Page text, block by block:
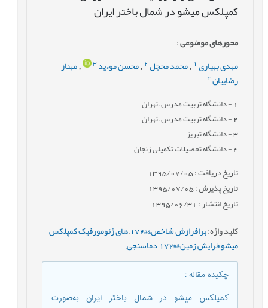
کمپلکس میشو در شمال باختر ایران
محورهای موضوعی:
مهدی بهیاری , محمد محجل 2
, محسن موءید 3
,مهناز
رضاییان 4
- دانشگاه تربیت مدرس ،تهران
2- دانشگاه تربیت مدرس ،تهران
3- دانشگاه تبریز
4- دانشگاه تحصیلات تکمیلی زنجان
تاریخ دریافت : 1395/07/05
تاریخ پذیرش : 1395/07/05
تاریخ انتشار : 1395/06/31
کلید واژه:برافرازش شاخص&#172 ,های ژئومورفیک کمپلکس
میشو فرایش زمین&#172
,دماسنجی,
چکیده مقاله:
کمپلکس میشو در شمال باختر ایران به‌صورت